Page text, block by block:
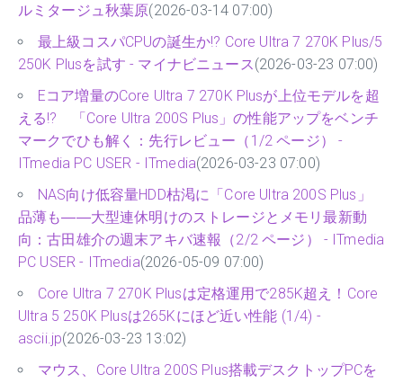
ルミタージュ秋葉原(2026-03-14 07:00)
最上級コスパCPUの誕生か!? Core Ultra 7 270K Plus/5
250K Plusを試す - マイナビニュース(2026-03-23 07:00)
Eコア増量のCore Ultra 7 270K Plusが上位モデルを超
える!? 「Core Ultra 200S Plus」の性能アップをベンチ
マークでひも解く：先行レビュー（1/2 ページ） -
ITmedia PC USER - ITmedia(2026-03-23 07:00)
NAS向け低容量HDD枯渇に「Core Ultra 200S Plus」
品薄も――大型連休明けのストレージとメモリ最新動
向：古田雄介の週末アキバ速報（2/2 ページ） - ITmedia
PC USER - ITmedia(2026-05-09 07:00)
Core Ultra 7 270K Plusは定格運用で285K超え！Core
Ultra 5 250K Plusは265Kにほど近い性能 (1/4) -
ascii.jp(2026-03-23 13:02)
マウス、Core Ultra 200S Plus搭載デスクトップPCを